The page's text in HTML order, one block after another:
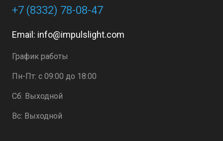
+7 (8332) 78-08-47
Email: info@impulslight.com
График работы
Пн-Пт: с 09:00 до 18:00
Сб: Выходной
Вс: Выходной